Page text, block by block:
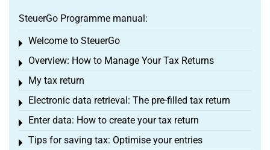
SteuerGo Programme manual:
Welcome to SteuerGo
Toggle menu
Overview: How to Manage Your Tax Returns
Toggle menu
My tax return
Toggle menu
Electronic data retrieval: The pre-filled tax return
Toggle menu
Enter data: How to create your tax return
Toggle menu
Tips for saving tax: Optimise your entries
Toggle menu